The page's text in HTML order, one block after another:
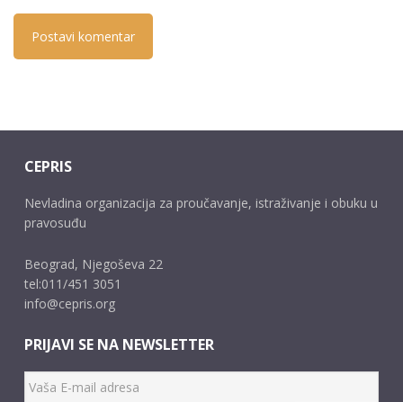
CEPRIS
Nevladina organizacija za proučavanje, istraživanje i obuku u
pravosuđu
Beograd, Njegoševa 22
tel:011/451 3051
info@cepris.org
PRIJAVI SE NA NEWSLETTER